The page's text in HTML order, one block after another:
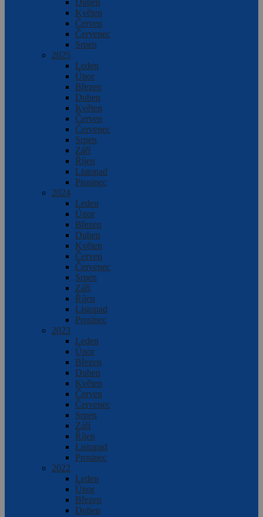
Duben
Květen
Červen
Červenec
Srpen
2025
Leden
Únor
Březen
Duben
Květen
Červen
Červenec
Srpen
Září
Říjen
Listopad
Prosinec
2024
Leden
Únor
Březen
Duben
Květen
Červen
Červenec
Srpen
Září
Říjen
Listopad
Prosinec
2023
Leden
Únor
Březen
Duben
Květen
Červen
Červenec
Srpen
Září
Říjen
Listopad
Prosinec
2022
Leden
Únor
Březen
Duben